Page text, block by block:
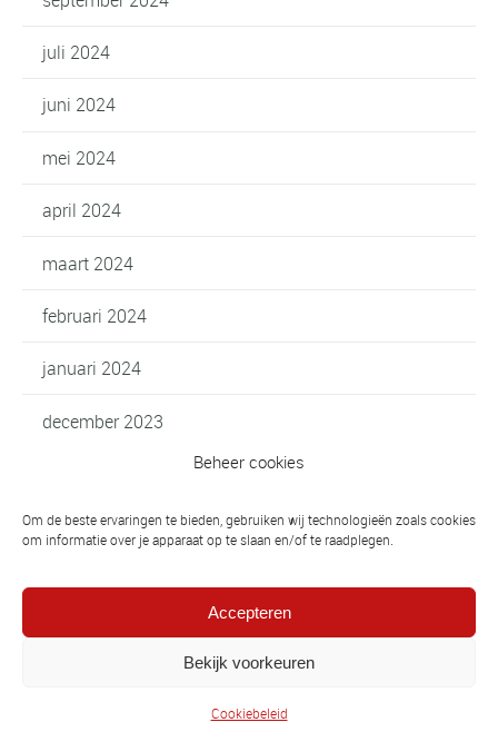
Beheer cookies
Om de beste ervaringen te bieden, gebruiken wij technologieën zoals cookies
om informatie over je apparaat op te slaan en/of te raadplegen.
Accepteren
Bekijk voorkeuren
Cookiebeleid
juli 2024
juni 2024
mei 2024
april 2024
maart 2024
februari 2024
januari 2024
december 2023
oktober 2023
juli 2023